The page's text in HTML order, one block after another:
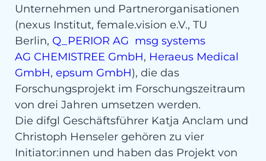
Unternehmen und Partnerorganisationen
(nexus Institut, female.vision e.V., TU
Berlin, Q_PERIOR AG msg systems
AG CHEMISTREE GmbH, Heraeus Medical
GmbH, epsum GmbH), die das
Forschungsprojekt im Forschungszeitraum
von drei Jahren umsetzen werden.
Die difgl Geschäftsführer Katja Anclam und
Christoph Henseler gehören zu vier
Initiator:innen und haben das Projekt von